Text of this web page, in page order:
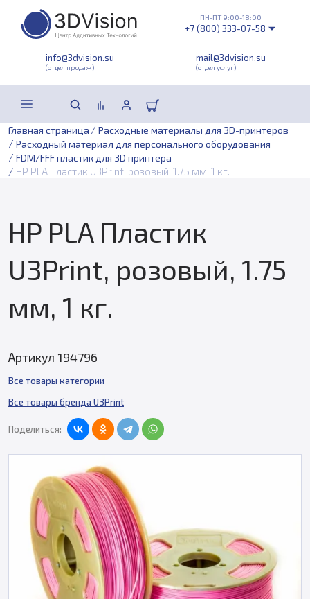
info@3dvision.su
(отдел продаж)
mail@3dvision.su
(отдел услуг)
ПН-ПТ 9:00-18:00
+7 (800) 333-07-58
Главная страница / Расходные материалы для 3D-принтеров
/ Расходный материал для персонального оборудования
/ FDM/FFF пластик для 3D принтера
/ HP PLA Пластик U3Print, розовый, 1.75 мм, 1 кг.
HP PLA Пластик
U3Print, розовый, 1.75
мм, 1 кг.
Артикул 194796
Все товары категории
Все товары бренда U3Print
Поделиться: